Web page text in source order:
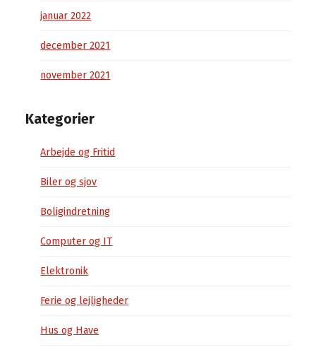
januar 2022
december 2021
november 2021
Kategorier
Arbejde og Fritid
Biler og sjov
Boligindretning
Computer og IT
Elektronik
Ferie og lejligheder
Hus og Have